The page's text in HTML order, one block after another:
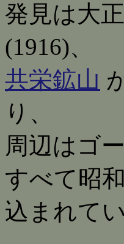
発見は大
(1916)、
共栄鉱山
り、
周辺はゴ
すべて昭
込まれてい